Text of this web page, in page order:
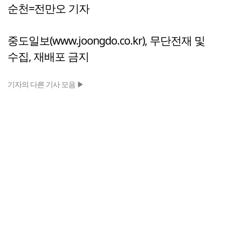
순천=전만오 기자
중도일보(www.joongdo.co.kr), 무단전재 및
수집, 재배포 금지
기자의 다른 기사 모음 ▶